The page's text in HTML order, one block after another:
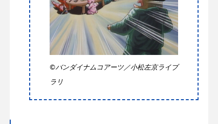
©️バンダイナムコアーツ／小松左京ライブ
ラリ